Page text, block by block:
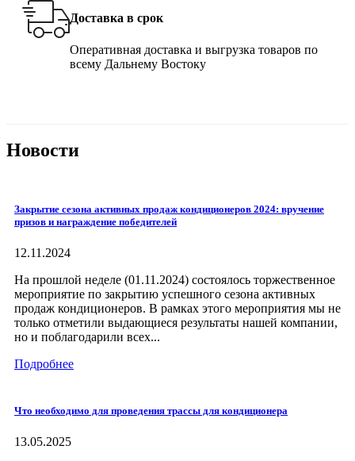
Доставка в срок
Оперативная доставка и выгрузка товаров по
всему Дальнему Востоку
Новости
Закрытие сезона активных продаж кондиционеров 2024: вручение
призов и награждение победителей
12.11.2024
На прошлой неделе (01.11.2024) состоялось торжественное
мероприятие по закрытию успешного сезона активных
продаж кондиционеров. В рамках этого мероприятия мы не
только отметили выдающиеся результаты нашей компании,
но и поблагодарили всех...
Подробнее
Что необходимо для проведения трассы для кондиционера
13.05.2025